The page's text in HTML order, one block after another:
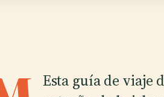
Esta guía de viaje